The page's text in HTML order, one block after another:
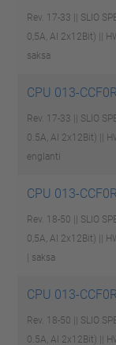
Rev. 17-33 || SLIO
0,5A, AI 2x12Bit) ||
saksa
CPU 013-
Rev. 17-33 || SLIO
0.5A, AI 2x12Bit) ||
englanti
CPU 013-
Rev. 18-50 || SLIO
0,5A, AI 2x12Bit) ||
| saksa
CPU 013-
Rev. 18-50 || SLIO
0.5A, AI 2x12Bit) ||